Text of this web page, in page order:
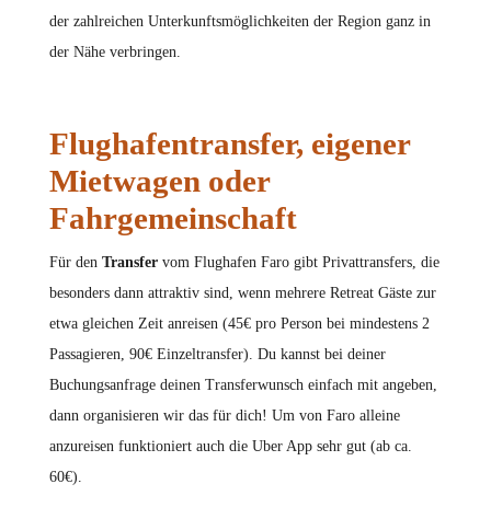
der zahlreichen Unterkunftsmöglichkeiten der Region ganz in
der Nähe verbringen.
Flughafentransfer, eigener
Mietwagen oder
Fahrgemeinschaft
Für den Transfervom Flughafen Faro gibt Privattransfers, die
besonders dann attraktiv sind, wenn mehrere Retreat Gäste zur
etwa gleichen Zeit anreisen (45€ pro Person bei mindestens 2
Passagieren, 90€ Einzeltransfer). Du kannst bei deiner
Buchungsanfrage deinen Transferwunsch einfach mit angeben,
dann organisieren wir das für dich! Um von Faro alleine
anzureisen funktioniert auch die Uber App sehr gut (ab ca.
60€).